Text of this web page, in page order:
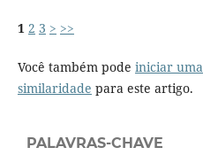
1 2 3 > >>
Você também pode iniciar
similaridade para este artigo.
PALAVRAS-CHAVE